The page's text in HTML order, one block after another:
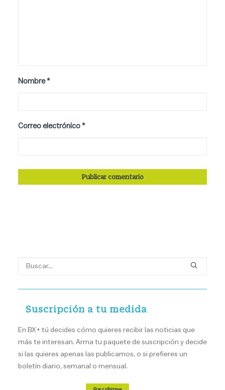
Nombre*
Correo electrónico *
Suscripción a tu medida
En BX+ tú decides cómo quieres recibir las noticias que
más te interesan. Arma tu paquete de suscripción y decide
si las quieres apenas las publicamos, o si prefieres un
boletín diario, semanal o mensual.